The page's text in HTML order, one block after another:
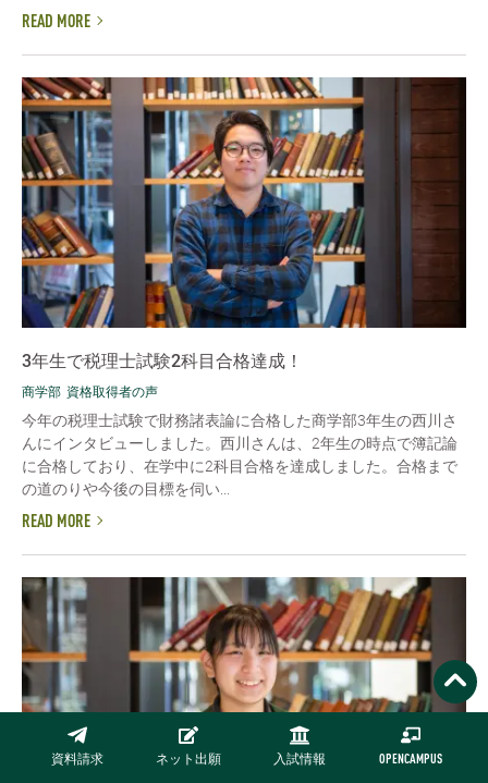
資料請求 ネット出願 入試情報 OPENCAMPUS
READ MORE
3年生で税理士試験2科目合格達成！
商学部 資格取得者の声
今年の税理士試験で財務諸表論に合格した商学部3年生の西川さ
んにインタビューしました。西川さんは、2年生の時点で簿記論
に合格しており、在学中に2科目合格を達成しました。合格まで
の道のりや今後の目標を伺い...
READ MORE